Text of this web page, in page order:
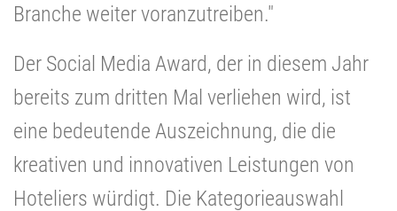
Branche weiter voranzutreiben."
Der Social Media Award, der in diesem Jahr
bereits zum dritten Mal verliehen wird, ist
eine bedeutende Auszeichnung, die die
kreativen und innovativen Leistungen von
Hoteliers würdigt. Die Kategorieauswahl